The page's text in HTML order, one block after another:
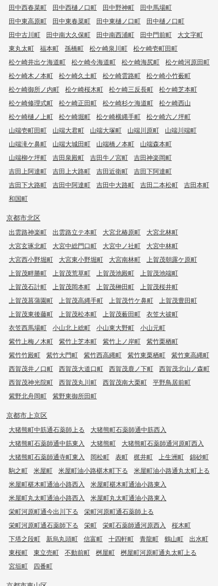
田中西春菜町
田中西樋ノ口町 田中野神町
田中馬場町
田中東高原町
田中東春菜町 田中東樋ノ口町
田中樋ノ口町
田中古川町
田中南大久保町 田中南西浦町 田中門前町
大文字町
東丸太町
福本町 孫橋町 松ケ崎泉川町
松ケ崎壱町田町
松ケ崎井出ケ海道町
松ケ崎今海道町 松ケ崎海尻町
松ケ崎河原田町
松ケ崎木ノ本町
松ケ崎久土町 松ケ崎雲路町
松ケ崎小竹薮町
松ケ崎御所ノ内町
松ケ崎桜木町 松ケ崎三反長町
松ケ崎芝本町
松ケ崎修理式町
松ケ崎正田町 松ケ崎杉ケ海道町
松ケ崎西山
松ケ崎樋ノ上町
松ケ崎堀町 松ケ崎横縄手町
松ケ崎六ノ坪町
山端壱町田町
山端大君町 山端大塚町 山端川原町
山端川端町
山端滝ケ鼻町
山端大城田町 山端橋ノ本町
山端森本町
山端柳ケ坪町
吉田泉殿町 吉田牛ノ宮町
吉田神楽岡町
吉田上阿達町
吉田上大路町 吉田近衛町
吉田下阿達町
吉田下大路町
吉田中阿達町 吉田中大路町 吉田二本松町
吉田本町
和国町
京都市北区
出雲路神楽町 出雲路立テ本町 大宮北椿原町
大宮北林町
大宮玄琢北町
大宮中総門口町 大宮中ノ社町
大宮中林町
大宮西小野堀町
大宮東小野堀町 大宮南林町
上賀茂朝露ケ原町
上賀茂畔勝町
上賀茂荒草町 上賀茂池殿町
上賀茂池端町
上賀茂石計町
上賀茂岡本町 上賀茂榊田町
上賀茂桜井町
上賀茂菖蒲園町
上賀茂高縄手町 上賀茂竹ケ鼻町
上賀茂豊田町
上賀茂東後藤町
上賀茂松本町 上賀茂薮田町
衣笠大祓町
衣笠西馬場町
小山北上総町 小山東大野町
小山元町
紫竹上梅ノ木町
紫竹上芝本町 紫竹上ノ岸町
紫竹栗栖町
紫竹竹殿町
紫竹大門町 紫竹西高縄町 紫竹東栗栖町
紫竹東高縄町
西賀茂井ノ口町
西賀茂大道口町 西賀茂鹿ノ下町
西賀茂北山ノ森町
西賀茂神光院町
西賀茂丸川町 西賀茂南大栗町
平野鳥居前町
紫野北舟岡町
紫野東御所田町
京都市上京区
大猪熊町中筋通石薬師上る
大猪熊町石薬師通中筋西入
大猪熊町石薬師通中筋東入
大猪熊町
大猪熊町石薬師通河原町西入
大猪熊町石薬師通寺町東入
岡松町 表町 梶井町 上生洲町
錦砂町
駒之町
米屋町 米屋町油小路椹木町下る
米屋町油小路通丸太町上る
米屋町椹木町通油小路西入
米屋町椹木町通油小路東入
米屋町丸太町通油小路西入
米屋町丸太町通油小路東入
栄町河原町通今出川下る
栄町河原町通石薬師上る
栄町河原町通石薬師下る
栄町 栄町石薬師通河原西入
桜木町
下塔之段町
新烏丸頭町 信富町 十四軒町 青龍町 鶴山町
出水町
東桜町
東立売町 不動前町 桝屋町
桝屋町河原町通丸太町上る
宮垣町
四番町